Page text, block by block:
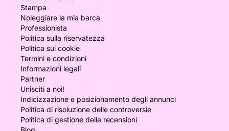
Stampa
Noleggiare la mia barca
Professionista
Politica sulla riservatezza
Politica sui cookie
Termini e condizioni
Informazioni legali
Partner
Unisciti a noi!
Indicizzazione e posizionamento degli annunci
Politica di risoluzione delle controversie
Politica di gestione delle recensioni